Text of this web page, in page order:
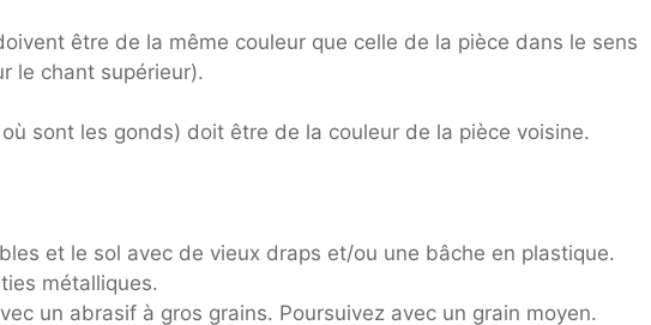
être de la même couleur que celle de la pièce dans le sens
le chant supérieur).
sont les gonds) doit être de la couleur de la pièce voisine.
et le sol avec de vieux draps et/ou une bâche en plastique.
métalliques.
un abrasif à gros grains. Poursuivez avec un grain moyen.